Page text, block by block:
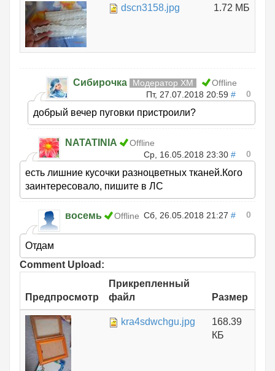
dscn3158.jpg 1.72 МБ
Сибирочка Модератор ХМ
Offline
Пт, 27.07.2018 20:59 # 0
добрый вечер пуговки пристроили?
NATATINIA
Offline
Ср, 16.05.2018 23:30 # 0
есть лишние кусочки разноцветных тканей.Кого
заинтересовало, пишите в ЛС
восемь Offline Сб, 26.05.2018 21:27 # 0
Отдам
Comment Upload:
Предпросмотр
Прикрепленный
файл
Размер
kra4sdwchgu.jpg
168.39
КБ